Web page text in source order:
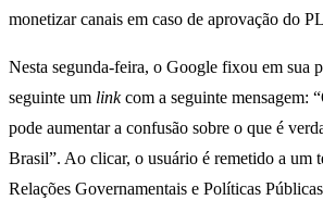
monetizar canais em caso de aprovação do
Nesta segunda-feira, o Google fixou em sua
seguinte um linkcom a seguinte mensagem:
pode aumentar a confusão sobre o que é
Brasil”. Ao clicar, o usuário é remetido a um
Relações Governamentais e Políticas